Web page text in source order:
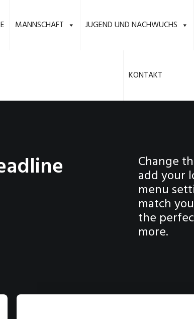
MANNSCHAFT JUGEND UND NACHWUCHS
KONTAKT
Change
add your
menu
match
the
more.